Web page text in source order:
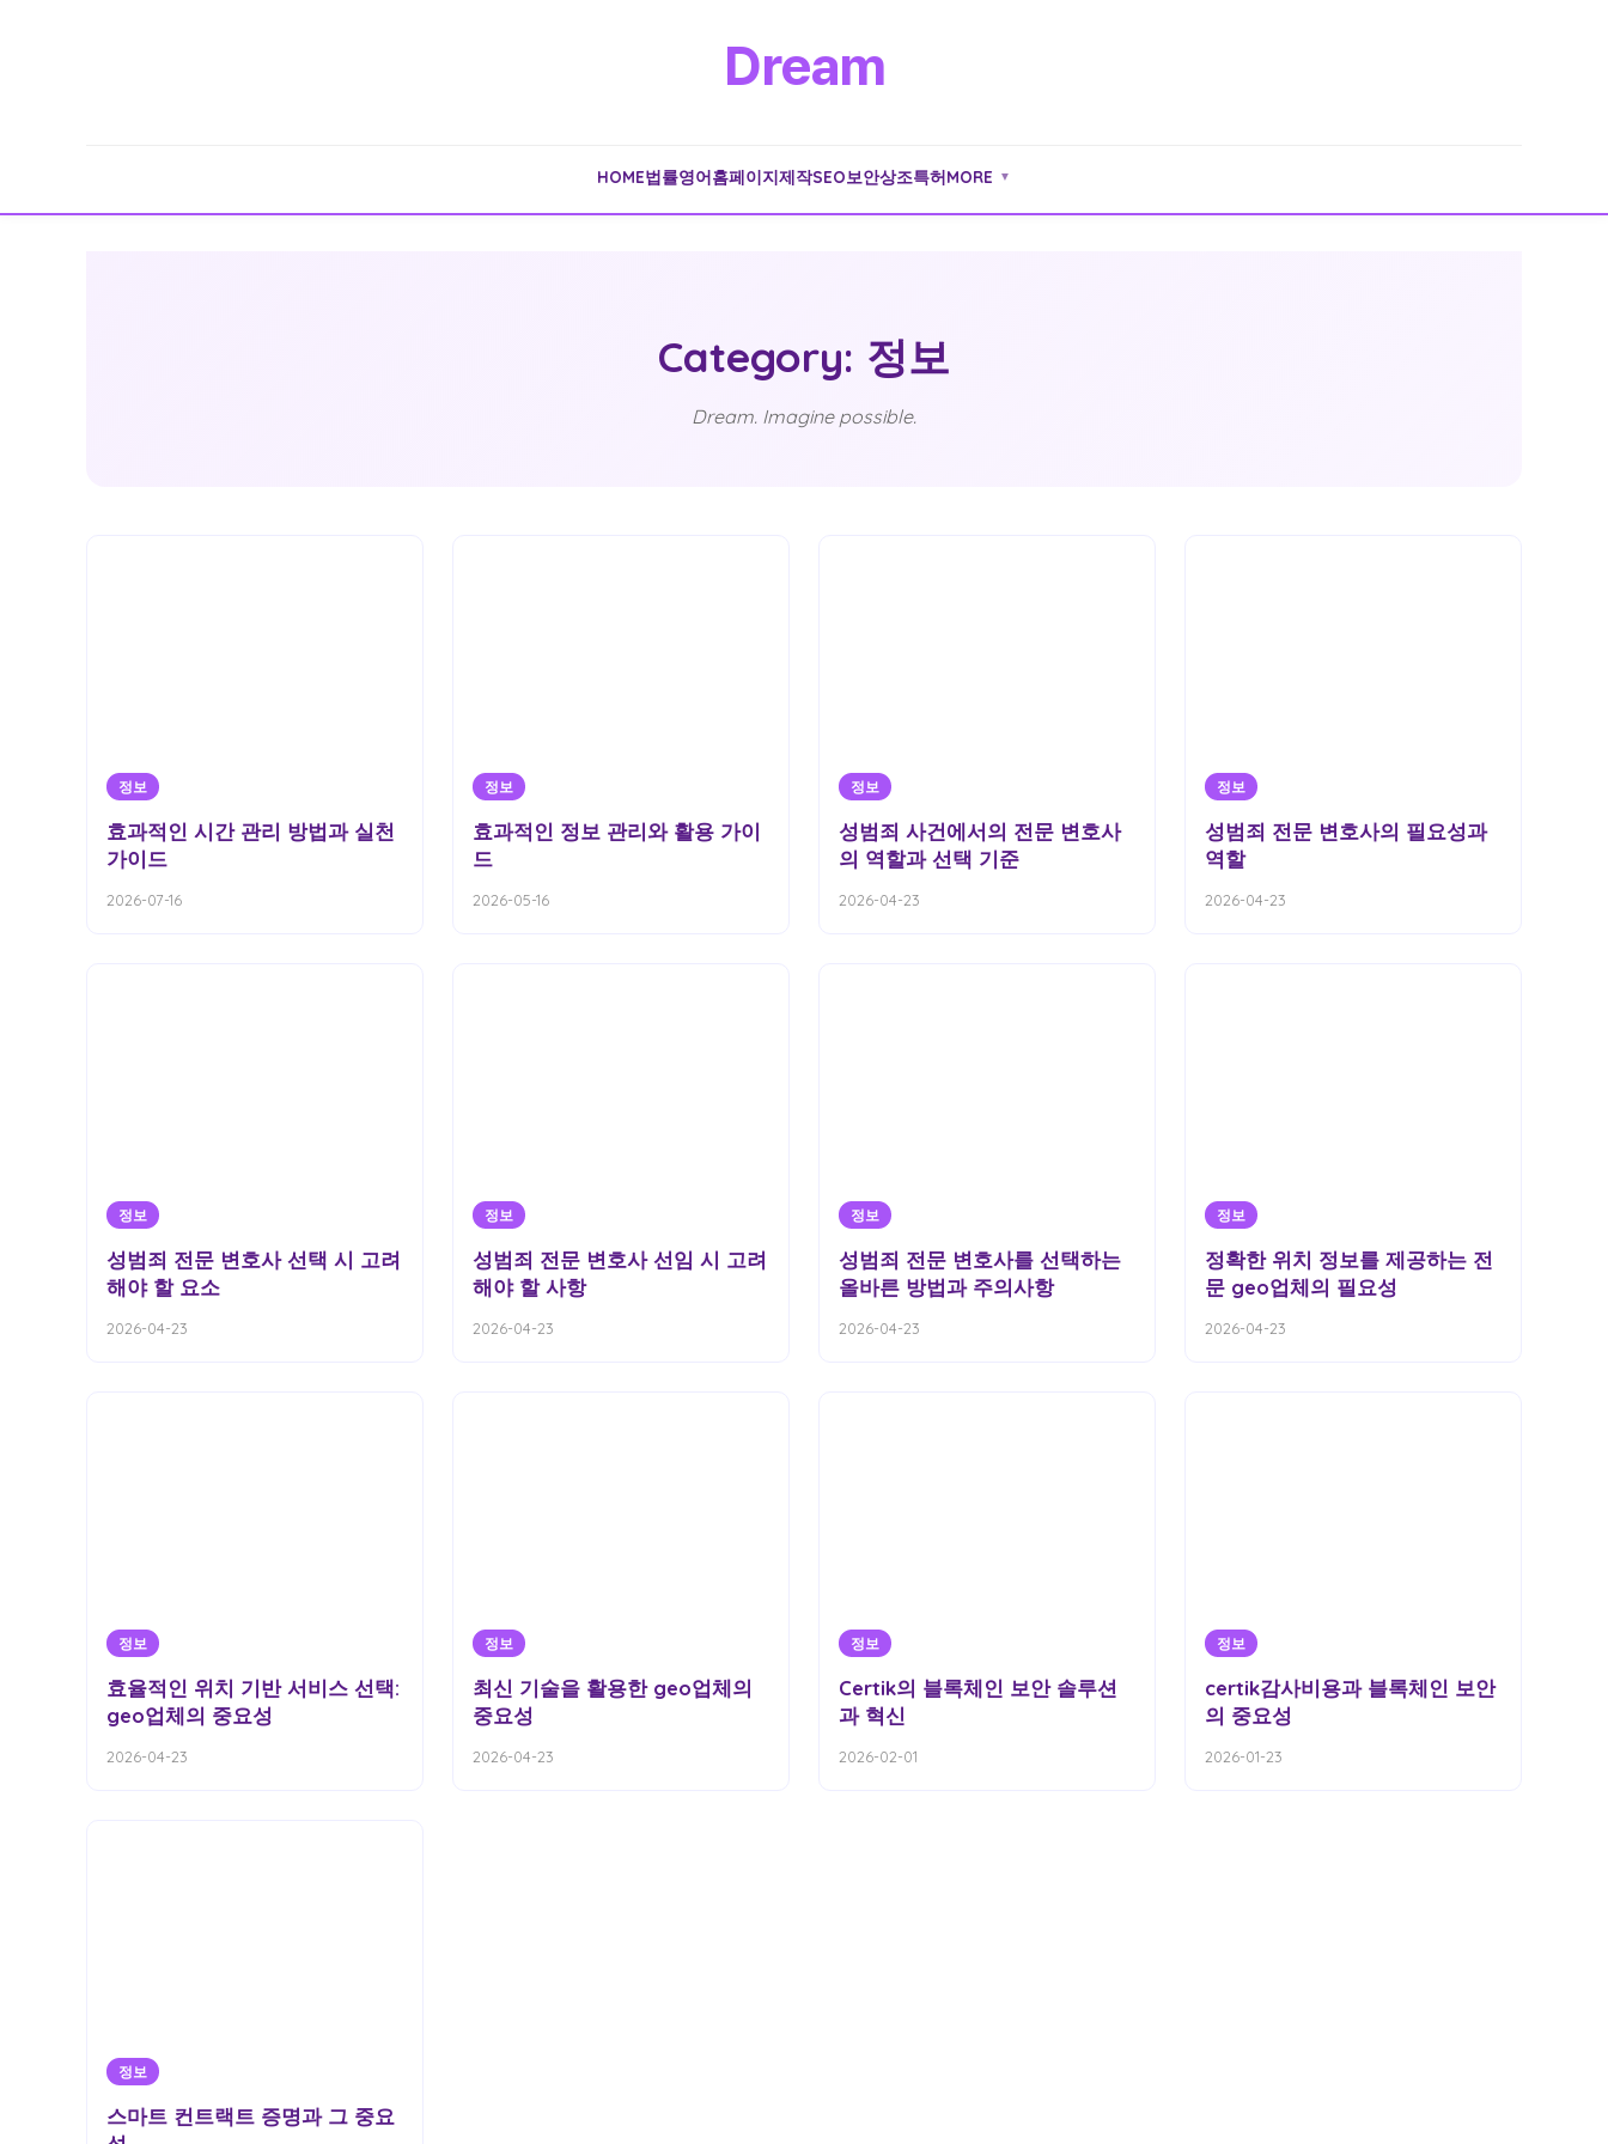
Dream
HOME법률영어홈페이지제작SEO보안상조특허MORE ▼
Category: 정보
Dream. Imagine possible.
정보
효과적인 시간 관리 방법과 실천
가이드
2026-07-16
정보
효과적인 정보 관리와 활용 가이
드
2026-05-16
정보
성범죄 사건에서의 전문 변호사
의 역할과 선택 기준
2026-04-23
정보
성범죄 전문 변호사의 필요성과
역할
2026-04-23
정보
성범죄 전문 변호사 선택 시 고려
해야 할 요소
2026-04-23
정보
성범죄 전문 변호사 선임 시 고려
해야 할 사항
2026-04-23
정보
성범죄 전문 변호사를 선택하는
올바른 방법과 주의사항
2026-04-23
정보
정확한 위치 정보를 제공하는 전
문 geo업체의 필요성
2026-04-23
정보
효율적인 위치 기반 서비스 선택:
geo업체의 중요성
2026-04-23
정보
최신 기술을 활용한 geo업체의
중요성
2026-04-23
정보
Certik의 블록체인 보안 솔루션
과 혁신
2026-02-01
정보
certik감사비용과 블록체인 보안
의 중요성
2026-01-23
정보
스마트 컨트랙트 증명과 그 중요